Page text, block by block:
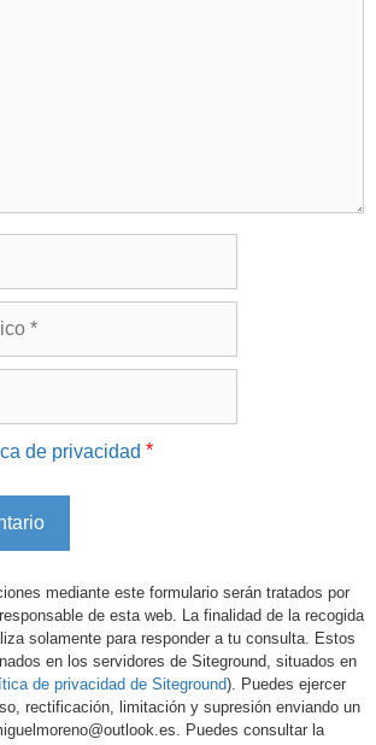
de privacidad *
mediante este formulario serán tratados por
de esta web. La finalidad de la recogida
solamente para responder a tu consulta. Estos
en los servidores de Siteground, situados en
de privacidad de Siteground). Puedes ejercer
rectificación, limitación y supresión enviando un
Puedes consultar la